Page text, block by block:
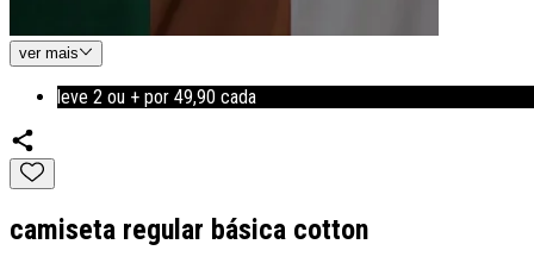
ver mais
leve 2 ou + por 49,90 cada
camiseta regular básica cotton